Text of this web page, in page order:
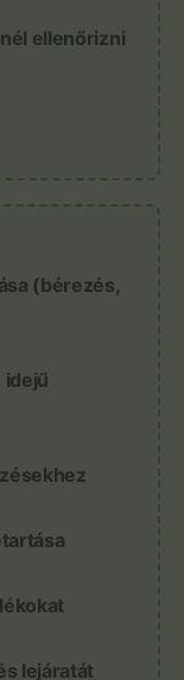
ellenőrizni
(bérezés,
idejű
lejáratát